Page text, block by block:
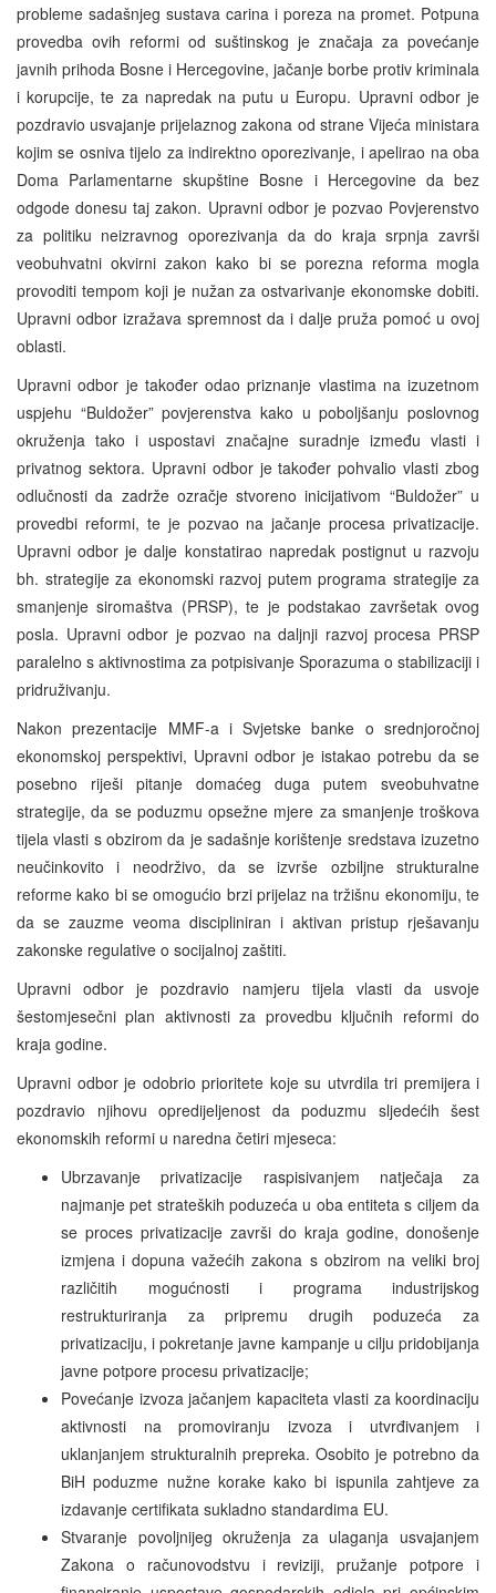
probleme sadašnjeg sustava carina i poreza na promet. Potpuna
provedba ovih reformi od suštinskog je značaja za povećanje
javnih prihoda Bosne i Hercegovine, jačanje borbe protiv kriminala
i korupcije, te za napredak na putu u Europu. Upravni odbor je
pozdravio usvajanje prijelaznog zakona od strane Vijeća ministara
kojim se osniva tijelo za indirektno oporezivanje, i apelirao na oba
Doma Parlamentarne skupštine Bosne i Hercegovine da bez
odgode donesu taj zakon. Upravni odbor je pozvao Povjerenstvo
za politiku neizravnog oporezivanja da do kraja srpnja završi
veobuhvatni okvirni zakon kako bi se porezna reforma mogla
provoditi tempom koji je nužan za ostvarivanje ekonomske dobiti.
Upravni odbor izražava spremnost da i dalje pruža pomoć u ovoj
oblasti.
Upravni odbor je također odao priznanje vlastima na izuzetnom
uspjehu “Buldožer” povjerenstva kako u poboljšanju poslovnog
okruženja tako i uspostavi značajne suradnje između vlasti i
privatnog sektora. Upravni odbor je također pohvalio vlasti zbog
odlučnosti da zadrže ozračje stvoreno inicijativom “Buldožer” u
provedbi reformi, te je pozvao na jačanje procesa privatizacije.
Upravni odbor je dalje konstatirao napredak postignut u razvoju
bh. strategije za ekonomski razvoj putem programa strategije za
smanjenje siromaštva (PRSP), te je podstakao završetak ovog
posla. Upravni odbor je pozvao na daljnji razvoj procesa PRSP
paralelno s aktivnostima za potpisivanje Sporazuma o stabilizaciji i
pridruživanju.
Nakon prezentacije MMF-a i Svjetske banke o srednjoročnoj
ekonomskoj perspektivi, Upravni odbor je istakao potrebu da se
posebno riješi pitanje domaćeg duga putem sveobuhvatne
strategije, da se poduzmu opsežne mjere za smanjenje troškova
tijela vlasti s obzirom da je sadašnje korištenje sredstava izuzetno
neučinkovito i neodrživo, da se izvrše ozbiljne strukturalne
reforme kako bi se omogućio brzi prijelaz na tržišnu ekonomiju, te
da se zauzme veoma discipliniran i aktivan pristup rješavanju
zakonske regulative o socijalnoj zaštiti.
Upravni odbor je pozdravio namjeru tijela vlasti da usvoje
šestomjesečni plan aktivnosti za provedbu ključnih reformi do
kraja godine.
Upravni odbor je odobrio prioritete koje su utvrdila tri premijera i
pozdravio njihovu opredijeljenost da poduzmu sljedećih šest
ekonomskih reformi u naredna četiri mjeseca:
Ubrzavanje privatizacije raspisivanjem natječaja za
najmanje pet strateških poduzeća u oba entiteta s ciljem da
se proces privatizacije završi do kraja godine, donošenje
izmjena i dopuna važećih zakona s obzirom na veliki broj
različitih mogućnosti i programa industrijskog
restrukturiranja za pripremu drugih poduzeća za
privatizaciju, i pokretanje javne kampanje u cilju pridobijanja
javne potpore procesu privatizacije;
Povećanje izvoza jačanjem kapaciteta vlasti za koordinaciju
aktivnosti na promoviranju izvoza i utvrđivanjem i
uklanjanjem strukturalnih prepreka. Osobito je potrebno da
BiH poduzme nužne korake kako bi ispunila zahtjeve za
izdavanje certifikata sukladno standardima EU.
Stvaranje povoljnijeg okruženja za ulaganja usvajanjem
Zakona o računovodstvu i reviziji, pružanje potpore i